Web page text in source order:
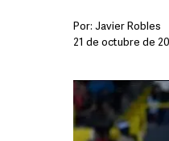
Por: Javier Robles
21 de octubre de